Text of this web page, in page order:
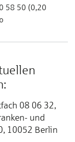
58 50 (0,20
08 06 32,
und
10052 Berlin